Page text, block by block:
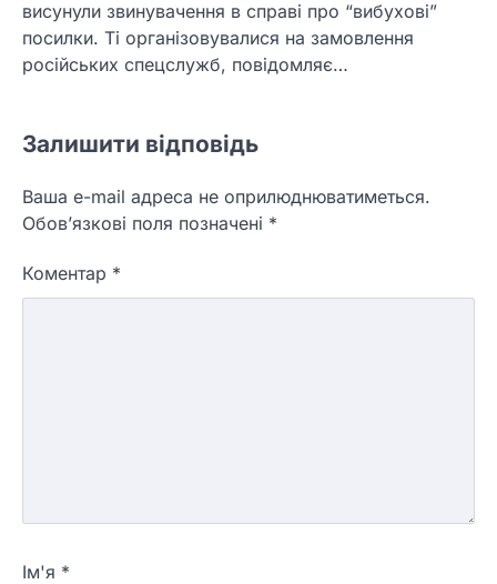
висунули звинувачення в справі про “вибухові”
посилки. Ті організовувалися на замовлення
російських спецслужб, повідомляє…
Залишити відповідь
Ваша e-mail адреса не оприлюднюватиметься.
Обов’язкові поля позначені *
Коментар *
Ім'я *